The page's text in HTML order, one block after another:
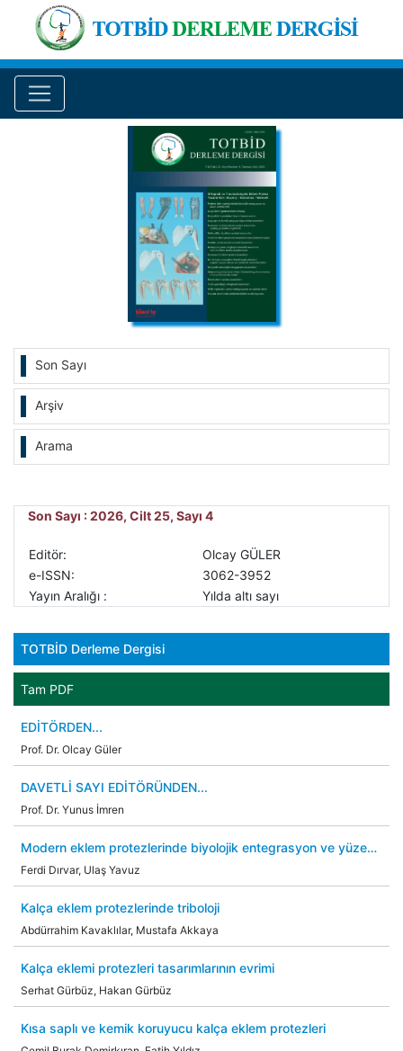
Son Sayı
Arşiv
Arama
Son Sayı : 2026, Cilt 25, Sayı 4
Editör:
Olcay GÜLER
e-ISSN:
3062-3952
Yayın Aralığı :
Yılda altı sayı
TOTBİD Derleme Dergisi
Tam PDF
EDİTÖRDEN...
Prof. Dr. Olcay Güler
DAVETLİ SAYI EDİTÖRÜNDEN...
Prof. Dr. Yunus İmren
Modern eklem protezlerinde biyolojik entegrasyon ve yüzey
Ferdi Dırvar, Ulaş Yavuz
Kalça eklem protezlerinde triboloji
Abdürrahim Kavaklılar, Mustafa Akkaya
Kalça eklemi protezleri tasarımlarının evrimi
Serhat Gürbüz, Hakan Gürbüz
Kısa saplı ve kemik koruyucu kalça eklem protezleri